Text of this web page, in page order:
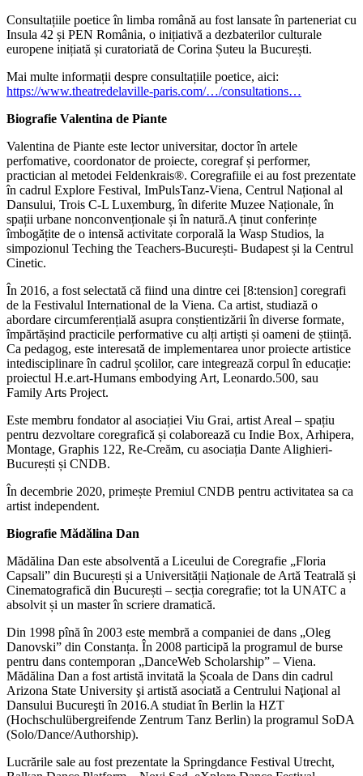
Consultațiile poetice în limba română au fost lansate în parteneriat cu
Insula 42 și PEN România, o inițiativă a dezbaterilor culturale
europene inițiată și curatoriată de Corina Șuteu la București.
Mai multe informații despre consultațiile poetice, aici:
https://www.theatredelaville-paris.com/…/consultations…
Biografie Valentina de Piante
Valentina de Piante este lector universitar, doctor în artele
perfomative, coordonator de proiecte, coregraf și performer,
practician al metodei Feldenkrais®. Coregrafiile ei au fost prezentate
în cadrul Explore Festival, ImPulsTanz-Viena, Centrul Național al
Dansului, Trois C-L Luxemburg, în diferite Muzee Naționale, în
spații urbane nonconvenționale și în natură.A ținut conferințe
îmbogățite de o intensă activitate corporală la Wasp Studios, la
simpozionul Teching the Teachers-București- Budapest și la Centrul
Cinetic.
În 2016, a fost selectată că fiind una dintre cei [8:tension] coregrafi
de la Festivalul International de la Viena. Ca artist, studiază o
abordare circumferențială asupra conștientizării în diverse formate,
împărtășind practicile performative cu alți artiști și oameni de știință.
Ca pedagog, este interesată de implementarea unor proiecte artistice
intedisciplinare în cadrul școlilor, care integrează corpul în educație:
proiectul H.e.art-Humans embodying Art, Leonardo.500, sau
Family Arts Project.
Este membru fondator al asociației Viu Grai, artist Areal – spațiu
pentru dezvoltare coregrafică și colaborează cu Indie Box, Arhipera,
Montage, Graphis 122, Re-Creăm, cu asociația Dante Alighieri-
București și CNDB.
În decembrie 2020, primește Premiul CNDB pentru activitatea sa ca
artist independent.
Biografie Mădălina Dan
Mădălina Dan este absolventă a Liceului de Coregrafie „Floria
Capsali” din București și a Universității Naționale de Artă Teatrală și
Cinematografică din București – secția coregrafie; tot la UNATC a
absolvit și un master în scriere dramatică.
Din 1998 pînă în 2003 este membră a companiei de dans „Oleg
Danovski” din Constanța. În 2008 participă la programul de burse
pentru dans contemporan „DanceWeb Scholarship” – Viena.
Mădălina Dan a fost artistă invitată la Școala de Dans din cadrul
Arizona State University şi artistă asociată a Centrului Naţional al
Dansului Bucureşti în 2016.A studiat în Berlin la HZT
(Hochschulübergreifende Zentrum Tanz Berlin) la programul SoDA
(Solo/Dance/Authorship).
Lucrările sale au fost prezentate la Springdance Festival Utrecht,